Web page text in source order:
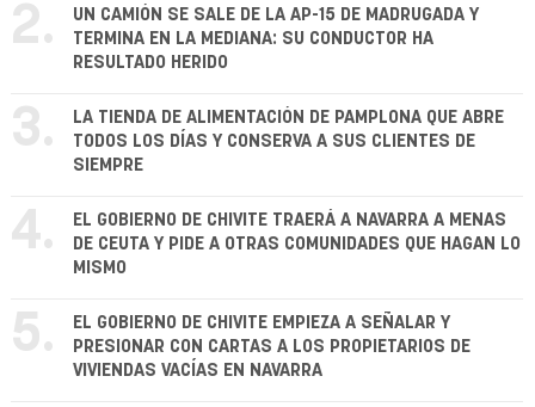
2.
UN CAMIÓN SE SALE DE LA AP-15 DE MADRUGADA Y
TERMINA EN LA MEDIANA: SU CONDUCTOR HA
RESULTADO HERIDO
3.
LA TIENDA DE ALIMENTACIÓN DE PAMPLONA QUE ABRE
TODOS LOS DÍAS Y CONSERVA A SUS CLIENTES DE
SIEMPRE
4.
EL GOBIERNO DE CHIVITE TRAERÁ A NAVARRA A MENAS
DE CEUTA Y PIDE A OTRAS COMUNIDADES QUE HAGAN LO
MISMO
5.
EL GOBIERNO DE CHIVITE EMPIEZA A SEÑALAR Y
PRESIONAR CON CARTAS A LOS PROPIETARIOS DE
VIVIENDAS VACÍAS EN NAVARRA